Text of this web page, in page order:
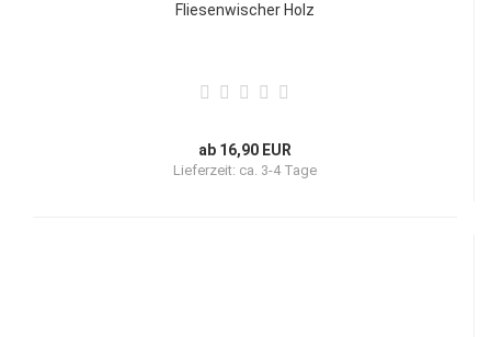
Fliesenwischer Holz
ab 16,90 EUR
Lieferzeit: ca. 3-4 Tage